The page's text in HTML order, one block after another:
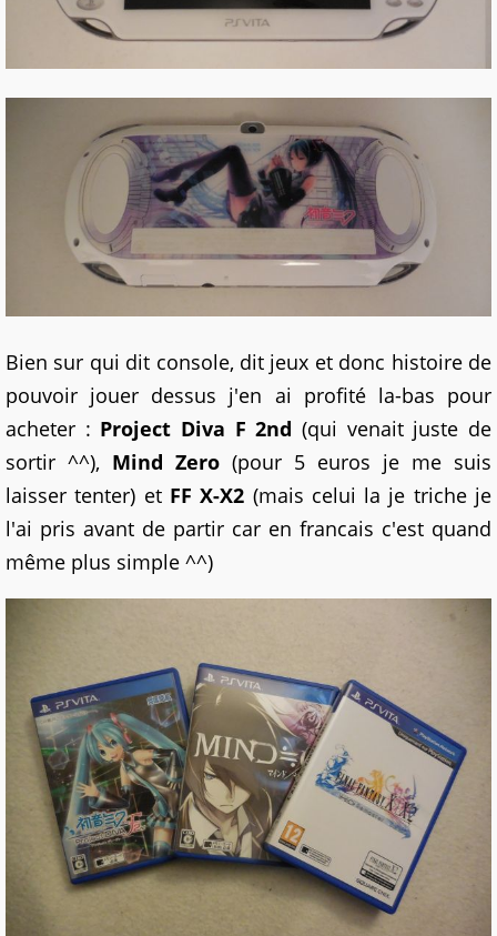
Bien sur qui dit console, dit jeux et donc histoire de
pouvoir jouer dessus j'en ai profité la-bas pour
acheter : Project Diva F 2nd (qui venait juste de
sortir ^^), Mind Zero (pour 5 euros je me suis
laisser tenter) et FF X-X2 (mais celui la je triche je
l'ai pris avant de partir car en francais c'est quand
même plus simple ^^)